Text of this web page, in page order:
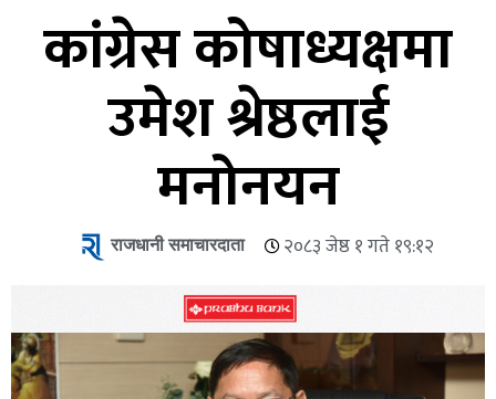
कांग्रेस कोषाध्यक्षमा
उमेश श्रेष्ठलाई
मनोनयन
राजधानी समाचारदाता २०८३ जेष्ठ १ गते १९:१२